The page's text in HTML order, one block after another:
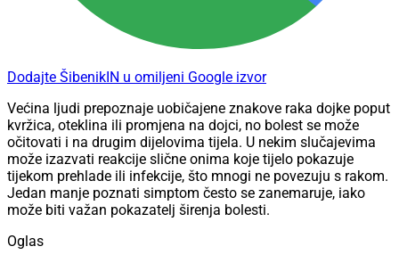
Dodajte ŠibenikIN u omiljeni Google izvor
Većina ljudi prepoznaje uobičajene znakove raka dojke poput
kvržica, oteklina ili promjena na dojci, no bolest se može
očitovati i na drugim dijelovima tijela. U nekim slučajevima
može izazvati reakcije slične onima koje tijelo pokazuje
tijekom prehlade ili infekcije, što mnogi ne povezuju s rakom.
Jedan manje poznati simptom često se zanemaruje, iako
može biti važan pokazatelj širenja bolesti.
Oglas